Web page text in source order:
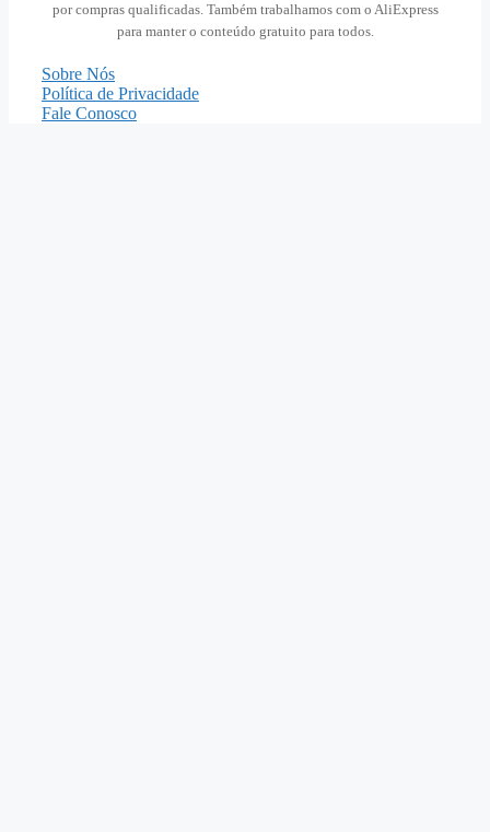
por compras qualificadas. Também trabalhamos com o AliExpress
para manter o conteúdo gratuito para todos.
Sobre Nós
Política de Privacidade
Fale Conosco